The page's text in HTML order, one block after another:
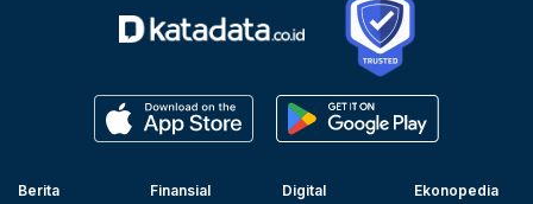
Berita
Finansial
Digital
Ekonopedia